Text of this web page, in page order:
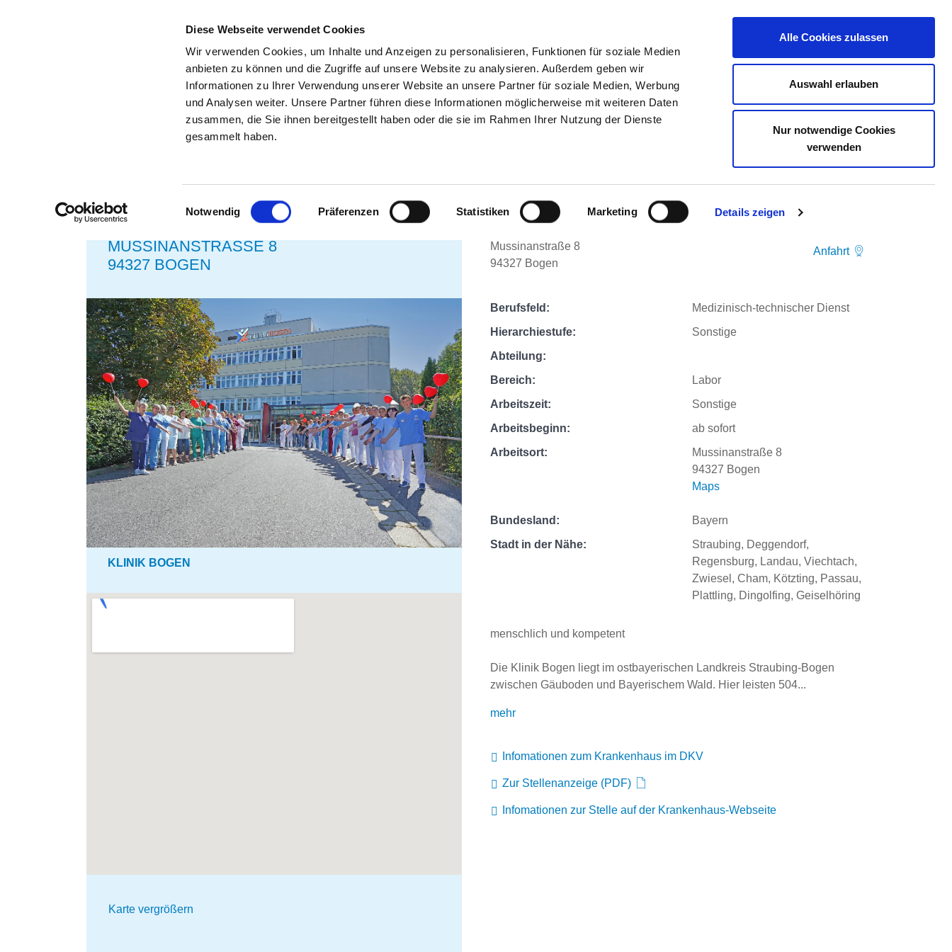
Diese Webseite verwendet Cookies
Wir verwenden Cookies, um Inhalte und Anzeigen zu personalisieren, Funktionen für soziale Medien
anbieten zu können und die Zugriffe auf unsere Website zu analysieren. Außerdem geben wir
Informationen zu Ihrer Verwendung unserer Website an unsere Partner für soziale Medien, Werbung
und Analysen weiter. Unsere Partner führen diese Informationen möglicherweise mit weiteren Daten
zusammen, die Sie ihnen bereitgestellt haben oder die sie im Rahmen Ihrer Nutzung der Dienste
gesammelt haben.
Einwilligungsauswahl
Notwendig Präferenzen Statistiken Marketing Details zeigen
Alle Cookies zulassen
Auswahl erlauben
Nur notwendige Cookies
verwenden
SUCHEN TIPPS & HILFE DAS DKV STELLENBÖRSE KONTAKT IHRE MEINUNG
STELLENBÖRSE FÜR KRANKENHÄUSER
KLINIK BOGEN
MUSSINANSTRASSE 8
94327 BOGEN
KLINIK BOGEN
Karte vergrößern
MEDIZINISCHE(R) TECHNOLOGE/ TECHNOLOGIN FÜR
LABORATORIUMSANALYTIK MIT INDIVIDUELLEN
DIENSTMODELLEN* (M/W/D) (MTL; FRÜHER MTLA)
Mussinanstraße 8
94327 Bogen
Anfahrt
Berufsfeld:
Medizinisch-technischer Dienst
Hierarchiestufe:
Sonstige
Abteilung:
Bereich:
Labor
Arbeitszeit:
Sonstige
Arbeitsbeginn:
ab sofort
Arbeitsort:
Mussinanstraße 8
94327 Bogen
Maps
Bundesland:
Bayern
Stadt in der Nähe:
Straubing, Deggendorf,
Regensburg, Landau, Viechtach,
Zwiesel, Cham, Kötzting, Passau,
Plattling, Dingolfing, Geiselhöring
menschlich und kompetent
Die Klinik Bogen liegt im ostbayerischen Landkreis Straubing-Bogen
zwischen Gäuboden und Bayerischem Wald. Hier leisten 504...
mehr
Infomationen zum Krankenhaus im DKV
Zur Stellenanzeige (PDF)
Infomationen zur Stelle auf der Krankenhaus-Webseite